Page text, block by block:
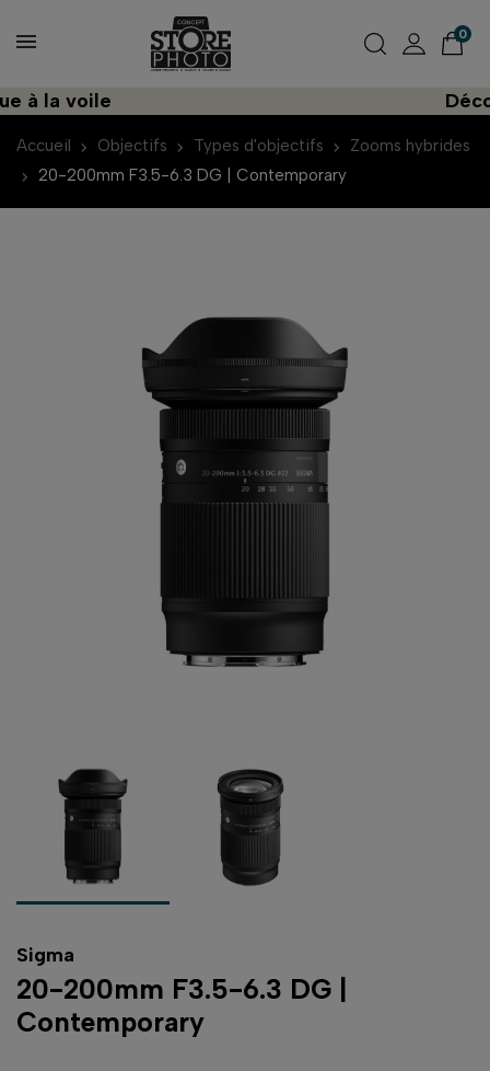
0
voile
Accueil Objectifs Types d'objectifs
Zooms hybrides
20-200mm F3.5-6.3 DG | Contemporary
Sigma
20-200mm F3.5-6.3 DG |
Contemporary